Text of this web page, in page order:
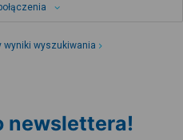
wyniki wyszukiwania
newslettera!